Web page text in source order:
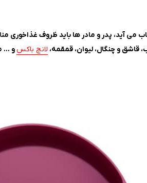
آید، پدر و مادر ها باید ظروف غذاخوری
و چنگال، لیوان، قمقمه، لانچ باکسو …